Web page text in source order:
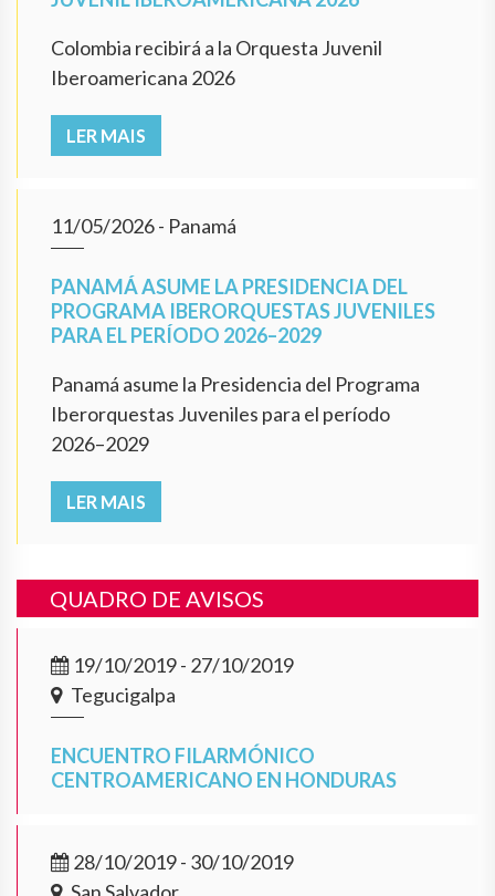
Colombia recibirá a la Orquesta Juvenil
Iberoamericana 2026
LER MAIS
11/05/2026- Panamá
PANAMÁ ASUME LA PRESIDENCIA DEL
PROGRAMA IBERORQUESTAS JUVENILES
PARA EL PERÍODO 2026–2029
Panamá asume la Presidencia del Programa
Iberorquestas Juveniles para el período
2026–2029
LER MAIS
QUADRO DE AVISOS
19/10/2019 - 27/10/2019
Tegucigalpa
ENCUENTRO FILARMÓNICO
CENTROAMERICANO EN HONDURAS
28/10/2019 - 30/10/2019